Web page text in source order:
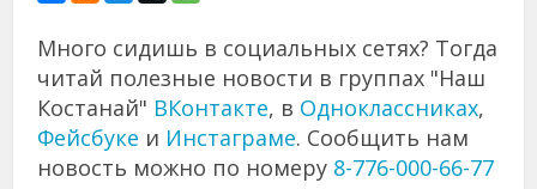
Много сидишь в социальных сетях? Тогда
читай полезные новости в группах "Наш
Костанай" ВКонтакте, в Одноклассниках,
Фейсбуке и Инстаграме. Сообщить нам
новость можно по номеру 8-776-000-66-77